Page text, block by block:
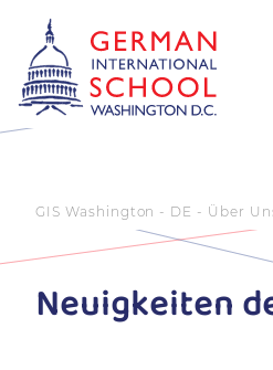
GIS Washington - DE Über
Neuigkeiten